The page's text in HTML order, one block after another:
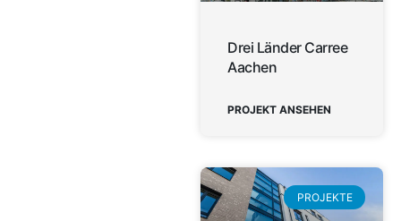
Drei Länder Carree
Aachen
PROJEKT ANSEHEN
PROJEKTE